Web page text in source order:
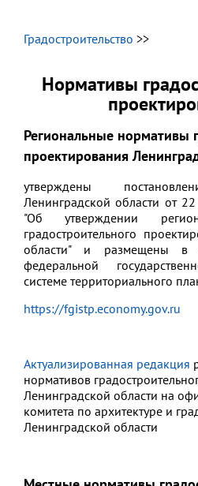
Градостроительство >>
Нормативы
Региональные нормативы
проектирования
утверждены
Ленинградской области от
"Об утверждении
градостроительного
области" и размещены в
федеральной
системе территориального
https://fgistp.economy.gov.ru
Актуализированная редакция
нормативов
Ленинградской области на
комитета по архитектуре и
Ленинградской области